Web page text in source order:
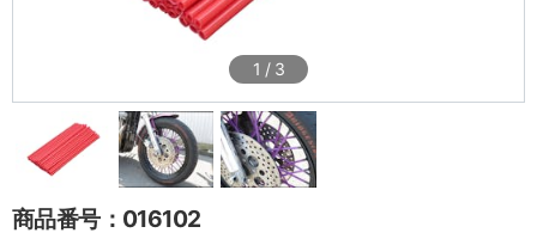
1 / 3
商品番号：016102